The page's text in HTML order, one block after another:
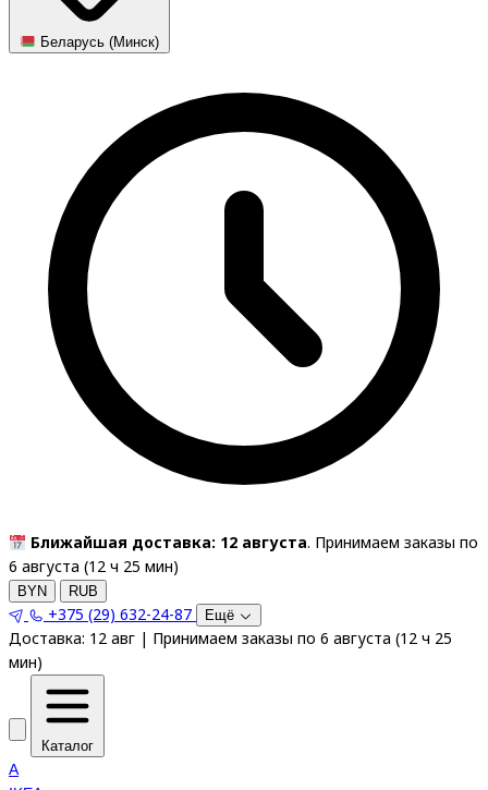
Беларусь (Минск)
Ближайшая доставка: 12 августа. Принимаем заказы по
6 августа (12 ч 25 мин)
BYN RUB
+375 (29) 632-24-87 Ещё
Доставка: 12 авг | Принимаем заказы по 6 августа (12 ч 25
мин)
Каталог
A